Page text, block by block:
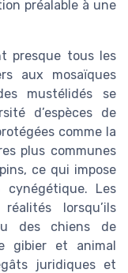
préalable à une
presque tous les
aux mosaïques
mustélidés se
d’espèces de
comme la
plus communes
ce qui impose
Les
lorsqu’ils
des chiens de
gibier et animal
juridiques et